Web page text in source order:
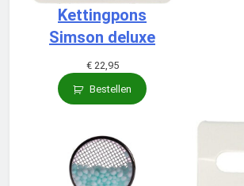
Kettingpons
Simson deluxe
€22,95
Bestellen